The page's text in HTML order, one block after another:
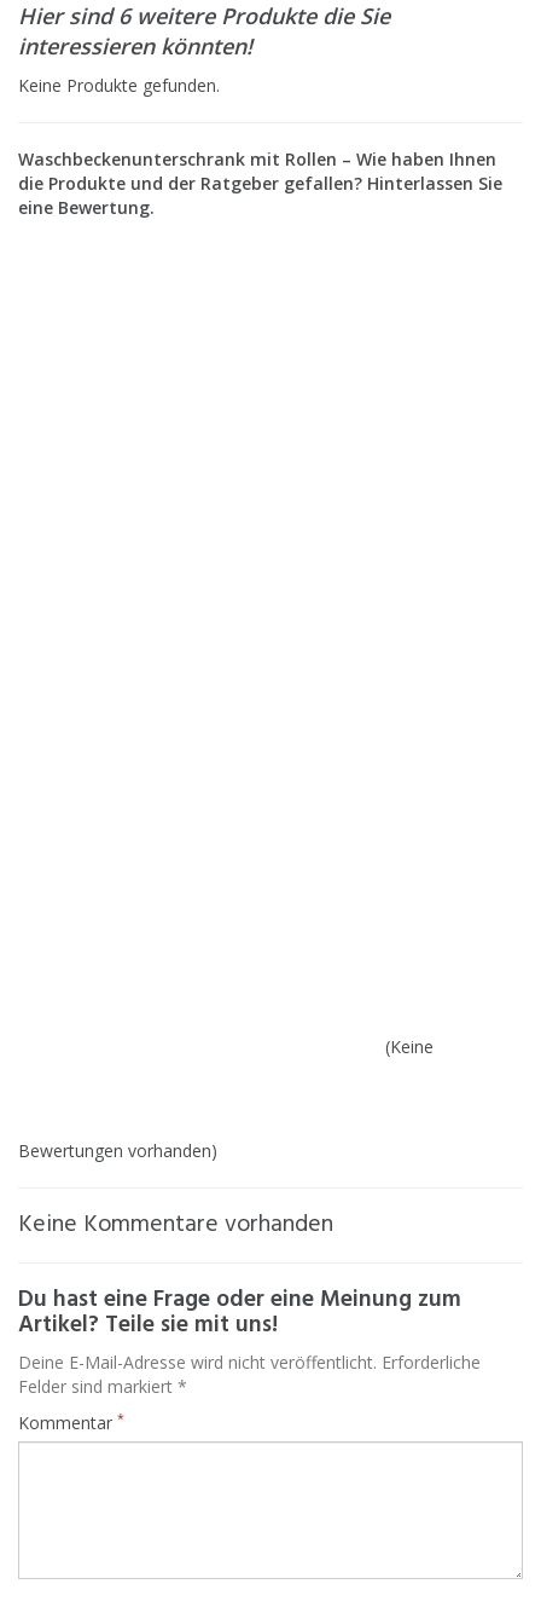
Hier sind 6 weitere Produkte die Sie
interessieren könnten!
Keine Produkte gefunden.
Waschbeckenunterschrank mit Rollen – Wie haben Ihnen
die Produkte und der Ratgeber gefallen? Hinterlassen Sie
eine Bewertung.
(Keine
Bewertungen vorhanden)
Keine Kommentare vorhanden
Du hast eine Frage oder eine Meinung zum
Artikel? Teile sie mit uns!
Deine E-Mail-Adresse wird nicht veröffentlicht. Erforderliche
Felder sind markiert *
Kommentar *